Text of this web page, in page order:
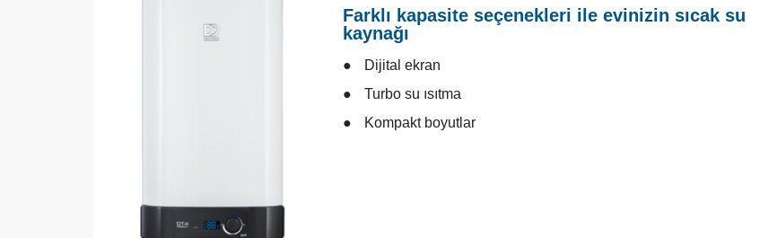
Farklı kapasite seçenekleri ile evinizin sıcak su
kaynağı
Dijital ekran
Turbo su ısıtma
Kompakt boyutlar